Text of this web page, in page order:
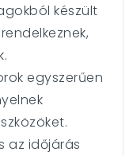
készült
egyszerűen
az időjárás